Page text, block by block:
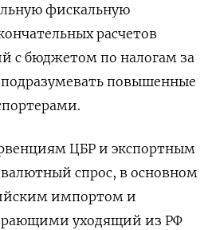
фискальную
расчетов
с бюджетом по налогам за
повышенные
ЦБР и экспортным
спрос, в основном
импортом и
уходящий из РФ